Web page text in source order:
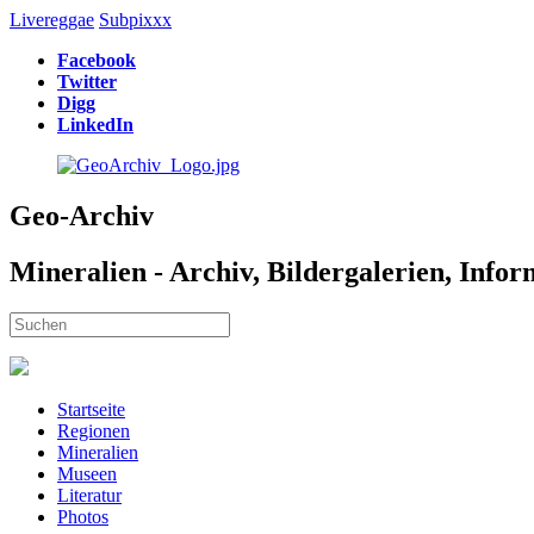
Livereggae Subpixxx
Facebook
Twitter
Digg
LinkedIn
Geo-Archiv
Mineralien - Archiv, Bildergalerien,
Startseite
Regionen
Mineralien
Museen
Literatur
Photos